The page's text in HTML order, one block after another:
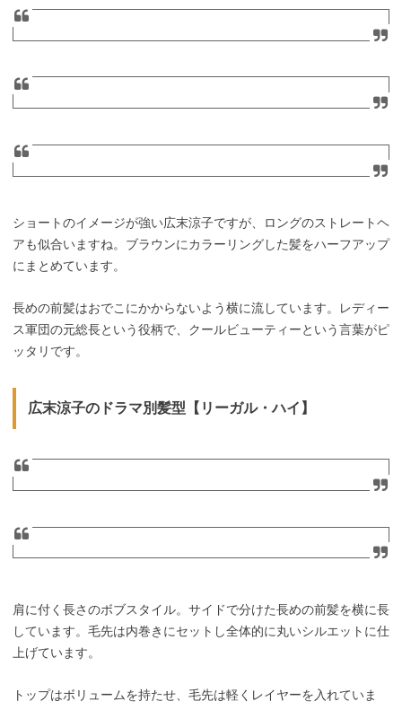
ショートのイメージが強い広末涼子ですが、ロングのストレートヘ
アも似合いますね。ブラウンにカラーリングした髪をハーフアップ
にまとめています。
長めの前髪はおでこにかからないよう横に流しています。レディー
ス軍団の元総長という役柄で、クールビューティーという言葉がピ
ッタリです。
広末涼子のドラマ別髪型【リーガル・ハイ】
肩に付く長さのボブスタイル。サイドで分けた長めの前髪を横に長
しています。毛先は内巻きにセットし全体的に丸いシルエットに仕
上げています。
トップはボリュームを持たせ、毛先は軽くレイヤーを入れていま